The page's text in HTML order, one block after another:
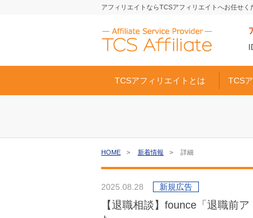
アフィリエイトならTCSアフィリエイトへお任せく
TCSアフィリエイトとは TCS
HOME 新着情報 詳細
2025.08.28 新規広告
【退職相談】founce「退職前